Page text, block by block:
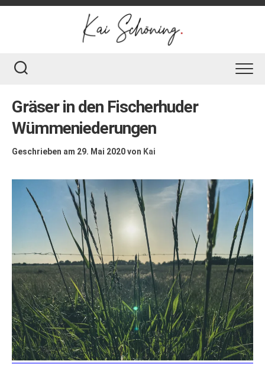
Skip
Gräser in den Fischerhuder
Wümmeniederungen
Geschrieben am 29. Mai 2020von Kai